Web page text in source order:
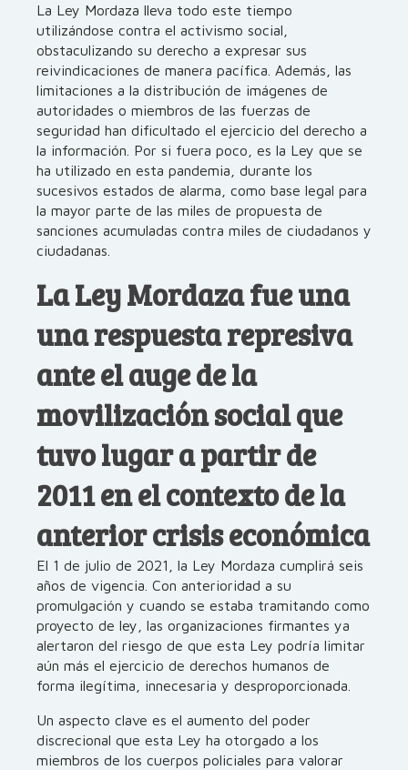
La Ley Mordaza lleva todo este tiempo
utilizándose contra el activismo social,
obstaculizando su derecho a expresar sus
reivindicaciones de manera pacífica. Además, las
limitaciones a la distribución de imágenes de
autoridades o miembros de las fuerzas de
seguridad han dificultado el ejercicio del derecho a
la información. Por si fuera poco, es la Ley que se
ha utilizado en esta pandemia, durante los
sucesivos estados de alarma, como base legal para
la mayor parte de las miles de propuesta de
sanciones acumuladas contra miles de ciudadanos y
ciudadanas.
La Ley Mordaza fue una
una respuesta represiva
ante el auge de la
movilización social que
tuvo lugar a partir de
2011 en el contexto de la
anterior crisis económica
El 1 de julio de 2021, la Ley Mordaza cumplirá seis
años de vigencia. Con anterioridad a su
promulgación y cuando se estaba tramitando como
proyecto de ley, las organizaciones firmantes ya
alertaron del riesgo de que esta Ley podría limitar
aún más el ejercicio de derechos humanos de
forma ilegítima, innecesaria y desproporcionada.
Un aspecto clave es el aumento del poder
discrecional que esta Ley ha otorgado a los
miembros de los cuerpos policiales para valorar